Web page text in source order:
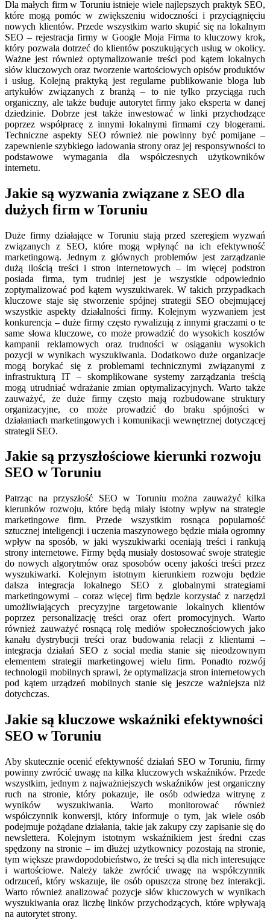
Dla małych firm w Toruniu istnieje wiele najlepszych praktyk SEO,
które mogą pomóc w zwiększeniu widoczności i przyciągnięciu
nowych klientów. Przede wszystkim warto skupić się na lokalnym
SEO – rejestracja firmy w Google Moja Firma to kluczowy krok,
który pozwala dotrzeć do klientów poszukujących usług w okolicy.
Ważne jest również optymalizowanie treści pod kątem lokalnych
słów kluczowych oraz tworzenie wartościowych opisów produktów
i usług. Kolejną praktyką jest regularne publikowanie bloga lub
artykułów związanych z branżą – to nie tylko przyciąga ruch
organiczny, ale także buduje autorytet firmy jako eksperta w danej
dziedzinie. Dobrze jest także inwestować w linki przychodzące
poprzez współpracę z innymi lokalnymi firmami czy blogerami.
Techniczne aspekty SEO również nie powinny być pomijane –
zapewnienie szybkiego ładowania strony oraz jej responsywności to
podstawowe wymagania dla współczesnych użytkowników
internetu.
Jakie są wyzwania związane z SEO dla
dużych firm w Toruniu
Duże firmy działające w Toruniu stają przed szeregiem wyzwań
związanych z SEO, które mogą wpłynąć na ich efektywność
marketingową. Jednym z głównych problemów jest zarządzanie
dużą ilością treści i stron internetowych – im więcej podstron
posiada firma, tym trudniej jest je wszystkie odpowiednio
zoptymalizować pod kątem wyszukiwarek. W takich przypadkach
kluczowe staje się stworzenie spójnej strategii SEO obejmującej
wszystkie aspekty działalności firmy. Kolejnym wyzwaniem jest
konkurencja – duże firmy często rywalizują z innymi graczami o te
same słowa kluczowe, co może prowadzić do wysokich kosztów
kampanii reklamowych oraz trudności w osiąganiu wysokich
pozycji w wynikach wyszukiwania. Dodatkowo duże organizacje
mogą borykać się z problemami technicznymi związanymi z
infrastrukturą IT – skomplikowane systemy zarządzania treścią
mogą utrudniać wdrażanie zmian optymalizacyjnych. Warto także
zauważyć, że duże firmy często mają rozbudowane struktury
organizacyjne, co może prowadzić do braku spójności w
działaniach marketingowych i komunikacji wewnętrznej dotyczącej
strategii SEO.
Jakie są przyszłościowe kierunki rozwoju
SEO w Toruniu
Patrząc na przyszłość SEO w Toruniu można zauważyć kilka
kierunków rozwoju, które będą miały istotny wpływ na strategie
marketingowe firm. Przede wszystkim rosnąca popularność
sztucznej inteligencji i uczenia maszynowego będzie miała ogromny
wpływ na sposób, w jaki wyszukiwarki oceniają treści i rankują
strony internetowe. Firmy będą musiały dostosować swoje strategie
do nowych algorytmów oraz sposobów oceny jakości treści przez
wyszukiwarki. Kolejnym istotnym kierunkiem rozwoju będzie
dalsza integracja lokalnego SEO z globalnymi strategiami
marketingowymi – coraz więcej firm będzie korzystać z narzędzi
umożliwiających precyzyjne targetowanie lokalnych klientów
poprzez personalizację treści oraz ofert promocyjnych. Warto
również zauważyć rosnącą rolę mediów społecznościowych jako
kanału dystrybucji treści oraz budowania relacji z klientami –
integracja działań SEO z social media stanie się nieodzownym
elementem strategii marketingowej wielu firm. Ponadto rozwój
technologii mobilnych sprawi, że optymalizacja stron internetowych
pod kątem urządzeń mobilnych stanie się jeszcze ważniejsza niż
dotychczas.
Jakie są kluczowe wskaźniki efektywności
SEO w Toruniu
Aby skutecznie ocenić efektywność działań SEO w Toruniu, firmy
powinny zwrócić uwagę na kilka kluczowych wskaźników. Przede
wszystkim, jednym z najważniejszych wskaźników jest organiczny
ruch na stronie, który pokazuje, ile osób odwiedza witrynę z
wyników wyszukiwania. Warto monitorować również
współczynnik konwersji, który informuje o tym, jak wiele osób
podejmuje pożądane działania, takie jak zakupy czy zapisanie się do
newslettera. Kolejnym istotnym wskaźnikiem jest średni czas
spędzony na stronie – im dłużej użytkownicy pozostają na stronie,
tym większe prawdopodobieństwo, że treści są dla nich interesujące
i wartościowe. Należy także zwrócić uwagę na współczynnik
odrzuceń, który wskazuje, ile osób opuszcza stronę bez interakcji.
Warto również analizować pozycje słów kluczowych w wynikach
wyszukiwania oraz liczbę linków przychodzących, które wpływają
na autorytet strony.